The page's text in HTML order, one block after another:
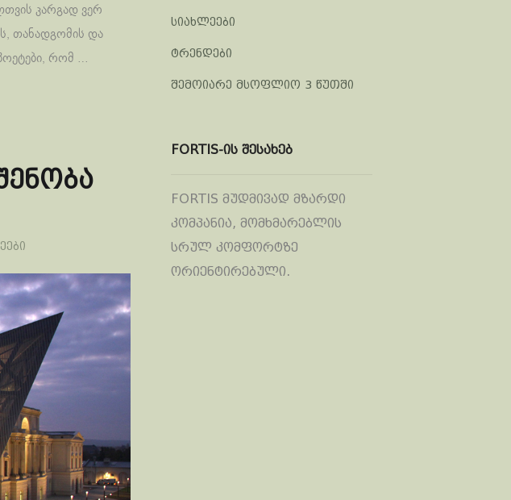
კარგად ვერ
თანადგომის და
რომ …
სიახლეები
ტრენდები
შემოიარე მსოფლიო 3 წუთში
FORTIS-ის შესახებ
FORTIS მუდმივად მზარდი
კომპანია, მომხმარებლის
სრულ კომფორტზე
ორიენტირებული.